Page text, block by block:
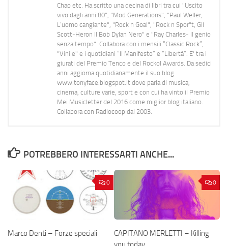
Chao etc. Ha scritto una decina di libri tra cui "Uscito
vivo dagli anni 80", "Mod Generations", "Paul Weller,
L’uomo cangiante", "Rock n Goal", "Rock n Spor"t, Gil
Scott-Heron Il Bob Dylan Nero" e "Ray Charles- Il genio
senza tempo". Collabora con i mensili “Classic Rock”,
"Vinile" e i quotidiani “Il Manifesto” e “Libertà”. E' tra i
giurati del Premio Tenco e del Rockol Awards. Da sedici
anni aggiorna quotidianamente il suo blog
www.tonyface.blogspot.it dove parla di musica,
cinema, culture varie, sport e con cui ha vinto il Premio
Mei Musicletter del 2016 come miglior blog italiano.
Collabora con Radiocoop dal 2003.
POTREBBERO INTERESSARTI ANCHE...
0
Marco Denti – Forze speciali
0
CAPITANO MERLETTI – Killing